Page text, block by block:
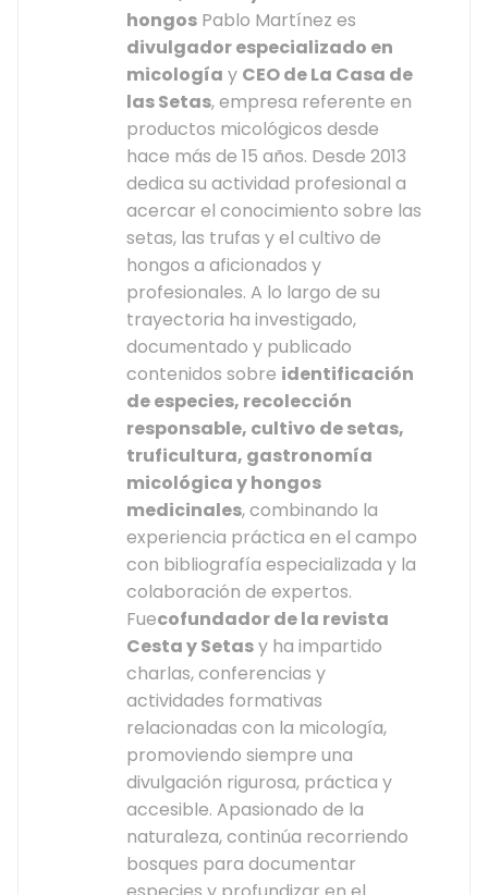
hongos Pablo Martínez es
divulgador especializado en
micología y CEO de La Casa de
las Setas, empresa referente en
productos micológicos desde
hace más de 15 años. Desde 2013
dedica su actividad profesional a
acercar el conocimiento sobre las
setas, las trufas y el cultivo de
hongos a aficionados y
profesionales. A lo largo de su
trayectoria ha investigado,
documentado y publicado
contenidos sobre identificación
de especies, recolección
responsable, cultivo de setas,
truficultura, gastronomía
micológica y hongos
medicinales, combinando la
experiencia práctica en el campo
con bibliografía especializada y la
colaboración de expertos.
Fuecofundador de la revista
Cesta y Setasy ha impartido
charlas, conferencias y
actividades formativas
relacionadas con la micología,
promoviendo siempre una
divulgación rigurosa, práctica y
accesible. Apasionado de la
naturaleza, continúa recorriendo
bosques para documentar